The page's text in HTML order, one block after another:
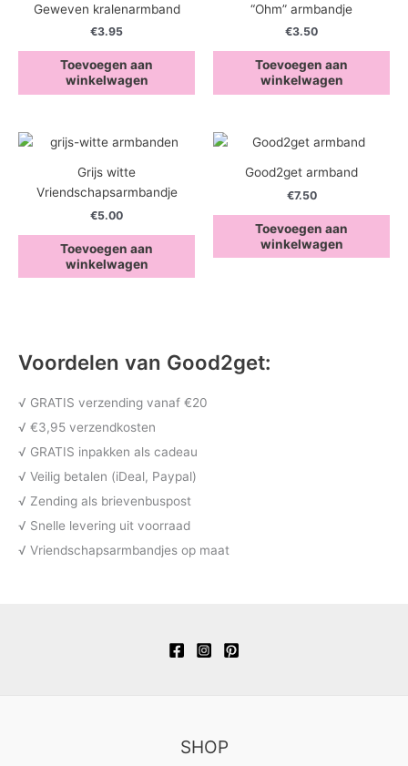
Voordelen van Good2get:
√ GRATIS verzending vanaf €20
√ €3,95 verzendkosten
√ GRATIS inpakken als cadeau
√ Veilig betalen (iDeal, Paypal)
√ Zending als brievenbuspost
√ Snelle levering uit voorraad
√ Vriendschapsarmbandjes op maat
Geweven kralenarmband
€3.95
Toevoegen aan
winkelwagen
“Ohm” armbandje
€3.50
Toevoegen aan
winkelwagen
Grijs witte
Vriendschapsarmbandje
€5.00
Toevoegen aan
winkelwagen
Good2get armband
€7.50
Toevoegen aan
winkelwagen
SHOP